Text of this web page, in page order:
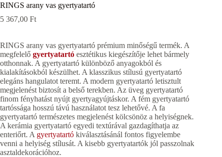
RINGS arany vas gyertyatartó
5 367,00 Ft
RINGS arany vas gyertyatartó prémium minőségű termék. A
megfelelő gyertyatartó esztétikus kiegészítője lehet bármely
otthonnak. A gyertyatartó különböző anyagokból és
kialakításokból készülhet. A klasszikus stílusú gyertyatartó
elegáns hangulatot teremt. A modern gyertyatartó letisztult
megjelenést biztosít a belső terekben. Az üveg gyertyatartó
finom fényhatást nyújt gyertyagyújtáskor. A fém gyertyatartó
tartóssága hosszú távú használatot tesz lehetővé. A fa
gyertyatartó természetes megjelenést kölcsönöz a helyiségnek.
A kerámia gyertyatartó egyedi textúrával gazdagíthatja az
enteriőrt. A gyertyatartó kiválasztásánál fontos figyelembe
venni a helyiség stílusát. A kisebb gyertyatartók jól passzolnak
asztaldekorációhoz.